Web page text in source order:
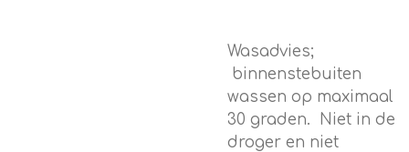
Wasadvies;
binnenstebuiten
wassen op maximaal
30 graden. Niet in de
droger en niet